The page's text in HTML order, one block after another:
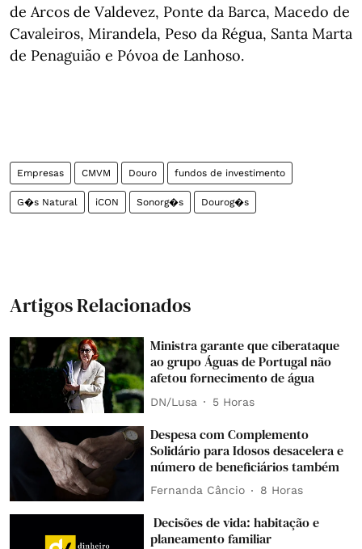
de Arcos de Valdevez, Ponte da Barca, Macedo de
Cavaleiros, Mirandela, Peso da Régua, Santa Marta
de Penaguião e Póvoa de Lanhoso.
Empresas CMVM Douro fundos de investimento
G�s Natural iCON Sonorg�s Dourog�s
Artigos Relacionados
Ministra garante que ciberataque
ao grupo Águas de Portugal não
afetou fornecimento de água
DN/Lusa 5 Horas
Despesa com Complemento
Solidário para Idosos desacelera e
número de beneficiários também
Fernanda Câncio 8 Horas
Decisões de vida: habitação e
planeamento familiar